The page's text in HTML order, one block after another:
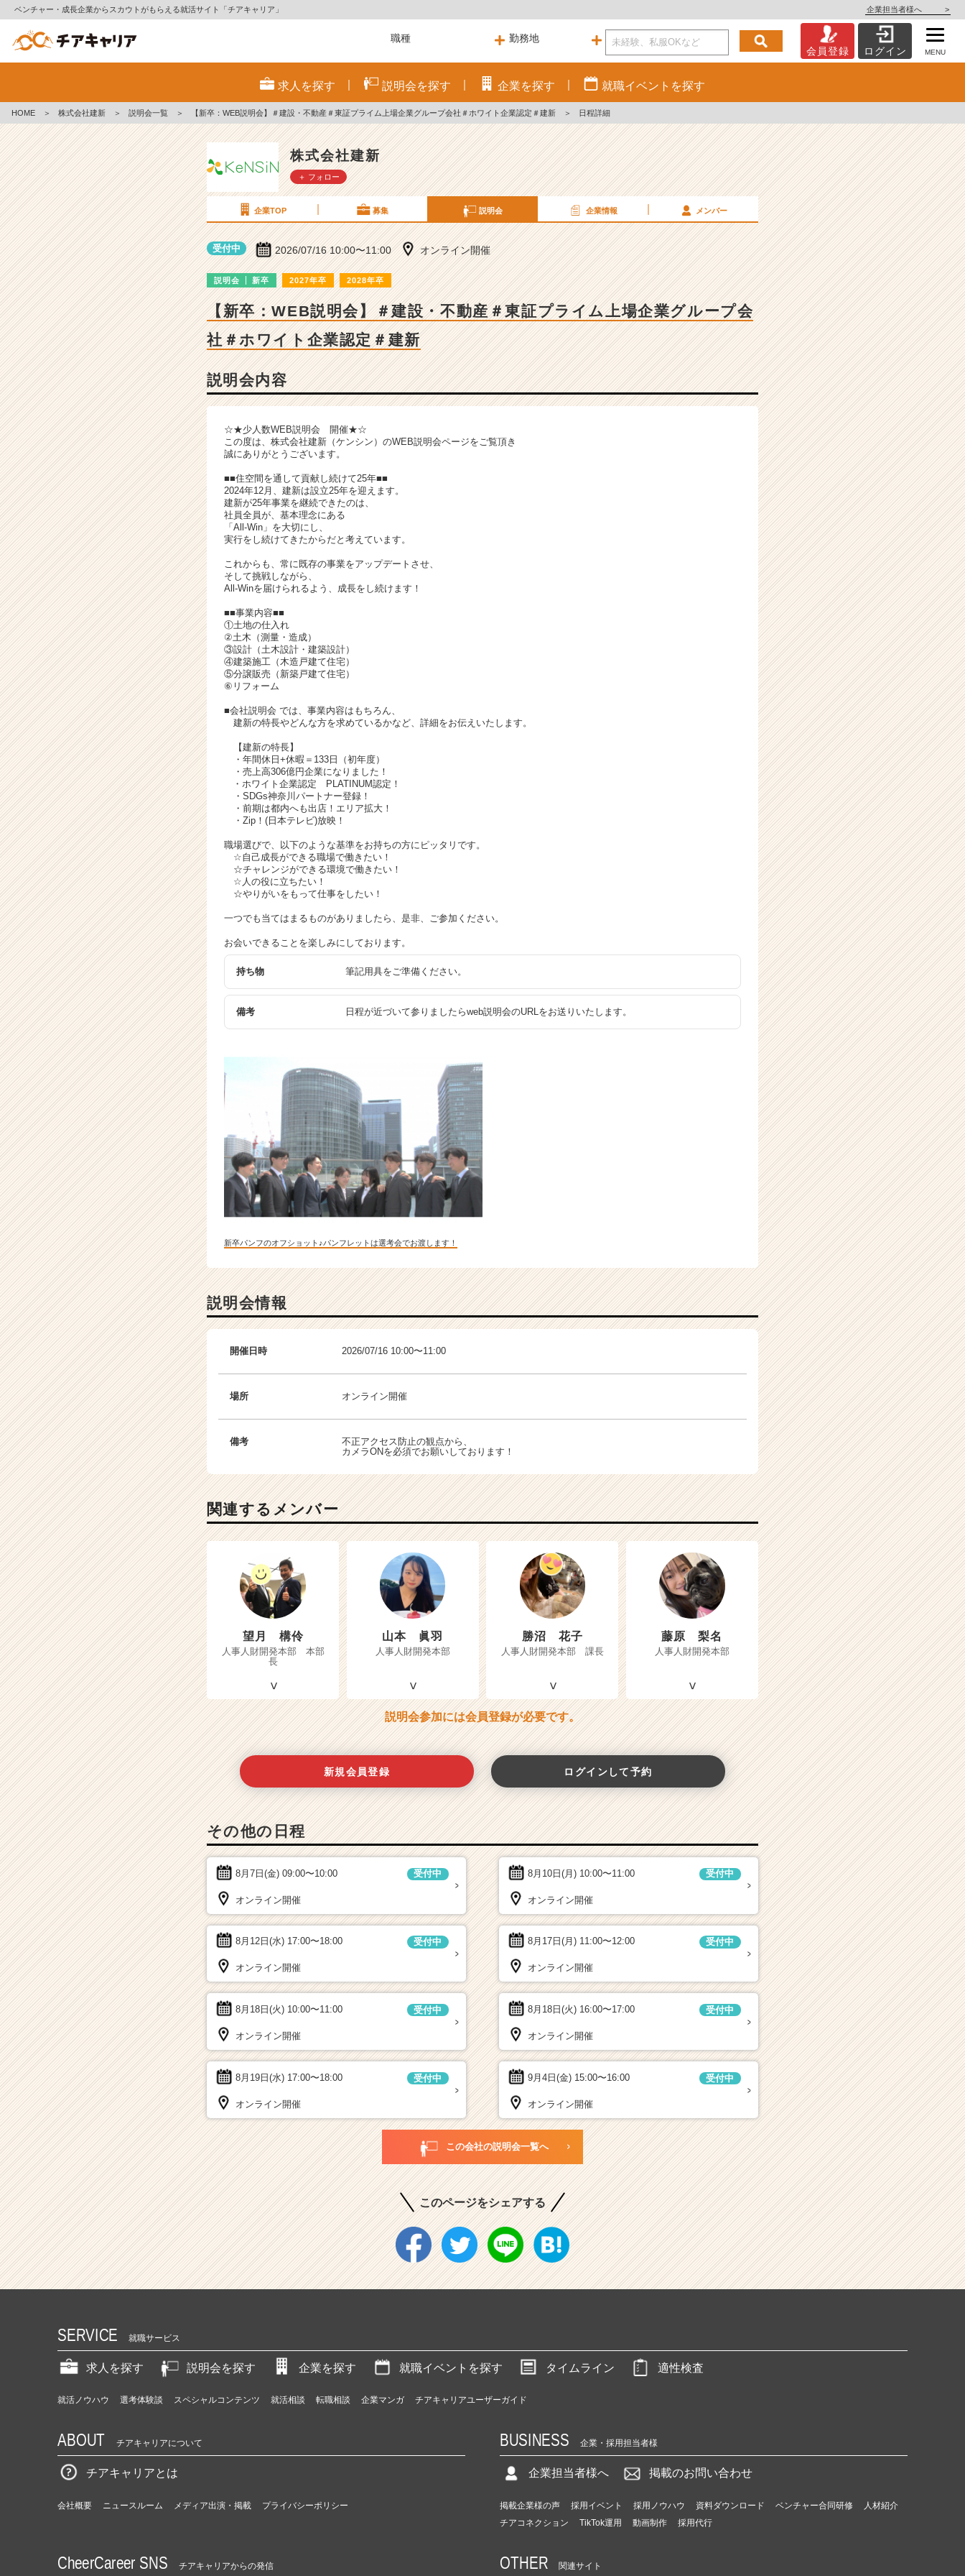
ベンチャー・成長企業からスカウトがもらえる就活サイト「チアキャリア」 企業担当者様へ >
社
建
会員登録 ログイン MENU
求人を探す 説明会を探す 企業を探す 就職イベント を探す
HOME ＞ 株式会社建新 ＞ 説明会一覧 ＞ 【新卒：WEB説明会】＃建設・不動産＃東証プライム上場企業グループ会社＃ホワイト企業認定＃建新 ＞ 日程詳細
株式会社建新
＋ フォロー
企業TOP 募集 説明会 企業情報 メンバー
受付中 2026/07/16 10:00〜11:00 オンライン開催
説明会 新卒 2027年卒 2028年卒
【新卒：WEB説明会】＃建設・不動産＃東証プライム上場企業グループ会
社＃ホワイト企業認定＃建新
説明会内容
☆★少人数WEB説明会 開催★☆
この度は、株式会社建新（ケンシン）のWEB説明会ページをご覧頂き
誠にありがとうございます。
■■住空間を通して貢献し続けて25年■■
2024年12月、建新は設立25年を迎えます。
建新が25年事業を継続できたのは、
社員全員が、基本理念にある
「All-Win」を大切にし、
実行をし続けてきたからだと考えています。
これからも、常に既存の事業をアップデートさせ、
そして挑戦しながら、
All-Winを届けられるよう、成長をし続けます！
■■事業内容■■
①土地の仕入れ
②土木（測量・造成）
③設計（土木設計・建築設計）
④建築施工（木造戸建て住宅）
⑤分譲販売（新築戸建て住宅）
⑥リフォーム
■会社説明会 では、事業内容はもちろん、
建新の特長やどんな方を求めているかなど、詳細をお伝えいたします。
【建新の特長】
・年間休日+休暇＝133日（初年度）
・売上高306億円企業になりました！
・ホワイト企業認定 PLATINUM認定！
・SDGs神奈川パートナー登録！
・前期は都内へも出店！エリア拡大！
・Zip！(日本テレビ)放映！
職場選びで、以下のような基準をお持ちの方にピッタリです。
☆自己成長ができる職場で働きたい！
☆チャレンジができる環境で働きたい！
☆人の役に立ちたい！
☆やりがいをもって仕事をしたい！
一つでも当てはまるものがありましたら、是非、ご参加ください。
お会いできることを楽しみにしております。
持ち物 筆記用具をご準備ください。
備考 日程が近づいて参りましたらweb説明会のURLをお送りいたします。
新卒パンフのオフショット♪パンフレットは選考会でお渡します！
説明会情報
開催日時 2026/07/16 10:00〜11:00
場所 オンライン開催
備考
不正アクセス防止の観点から、
カメラONを必須でお願いしております！
関連するメンバー
望月 構伶
人事人財開発本部 本部
長
山本 眞羽
人事人財開発本部
勝沼 花子
人事人財開発本部 課長
藤原 梨名
人事人財開発本部
説明会参加には会員登録が必要です。
新規会員登録 ログインして予約
その他の日程
8月7日(金) 09:00〜10:00 受付中
オンライン開催
8月10日(月) 10:00〜11:00 受付中
オンライン開催
8月12日(水) 17:00〜18:00 受付中
オンライン開催
8月17日(月) 11:00〜12:00 受付中
オンライン開催
8月18日(火) 10:00〜11:00 受付中
オンライン開催
8月18日(火) 16:00〜17:00 受付中
オンライン開催
8月19日(水) 17:00〜18:00 受付中
オンライン開催
9月4日(金) 15:00〜16:00 受付中
オンライン開催
この会社の説明会一覧へ
このページをシェアする
SERVICE 就職サービス
求人を探す 説明会を探す 企業を探す 就職イベントを探す タイムライン 適性検査
就活ノウハウ 選考体験談 スペシャルコンテンツ 就活相談 転職相談 企業マンガ チアキャリアユーザーガイド
ABOUT チアキャリアについて
チアキャリアとは
会社概要 ニュースルーム メディア出演・掲載 プライバシーポリシー
BUSINESS 企業・採用担当者様
企業担当者様へ 掲載のお問い合わせ
掲載企業様の声 採用イベント 採用ノウハウ 資料ダウンロード ベンチャー合同研修
人材紹介
チアコネクション
TikTok運用 動画制作 採用代行
CheerCareer SNS チアキャリアからの発信 OTHER 関連サイト